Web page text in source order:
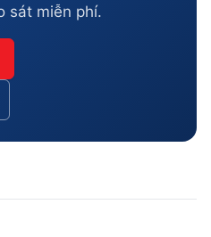
sát miễn phí.